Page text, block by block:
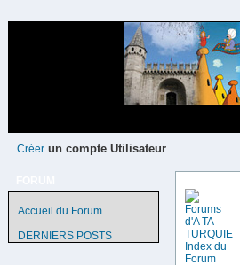
Créer un compte Utilisateur
Accueil du Forum
DERNIERS POSTS